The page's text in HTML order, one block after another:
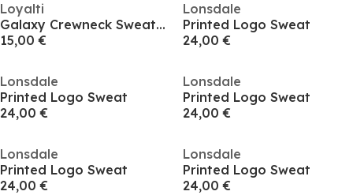
Loyalti
Galaxy Crewneck Sweatshirt Men
15,00 €
Lonsdale
Printed Logo Sweat
24,00 €
Lonsdale
Printed Logo Sweat
24,00 €
Lonsdale
Printed Logo Sweat
24,00 €
Lonsdale
Printed Logo Sweat
24,00 €
Lonsdale
Printed Logo Sweat
24,00 €